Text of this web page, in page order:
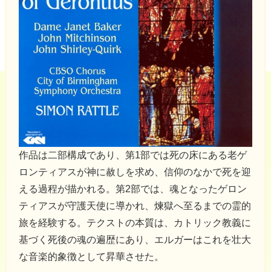
作品は二部構成であり、第1部では死の床にある老ゲ
ロンティアスが神に赦しを求め、信仰のなかで死を迎
える過程が描かれる。第2部では、魂となったゲロン
ティアスが守護天使に導かれ、煉獄へ至るまでの霊的
旅を経験する。テクストの本質は、カトリック教義に
基づく死後の魂の遍歴にあり、エルガーはこれを壮大
な音楽的象徴として昇華させた。